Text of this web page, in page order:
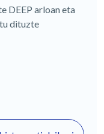
DEEP arloan eta
dituzte